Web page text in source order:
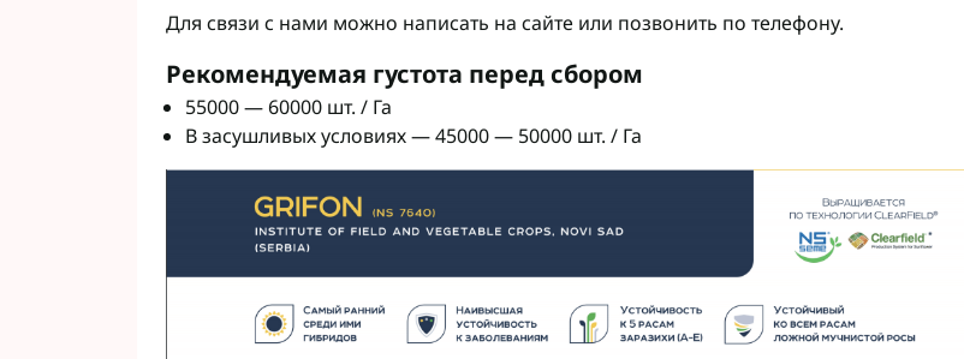
Для связи с нами можно написать на сайте или позвонить по телефону.
Рекомендуемая густота перед сбором
55000 — 60000 шт. / Га
В засушливых условиях — 45000 — 50000 шт. / Га